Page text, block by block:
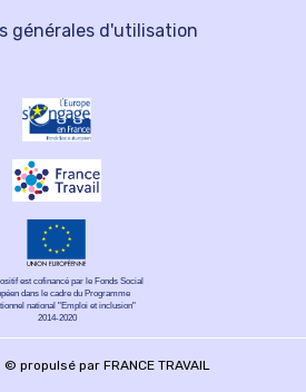
générales d'utilisation
est cofinancé par le Fonds Social
dans le cadre du Programme
national "Emploi et inclusion"
2014-2020
propulsé par FRANCE TRAVAIL